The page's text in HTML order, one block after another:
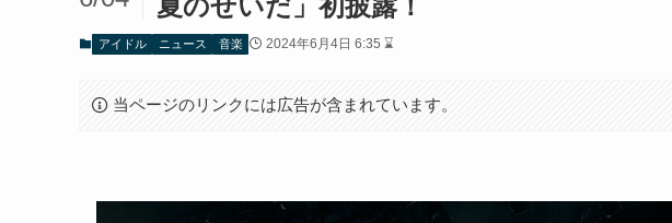
夏のせいだ」初披露！
アイドル ニュース 音楽 2024年6月4日 6:35 ⌛
当ページのリンクには広告が含まれています。